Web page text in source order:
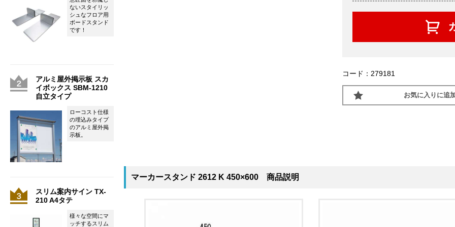
コード：279181
お気に入りに追
マーカースタンド 2612 K 450×600 商品説明
ないスタイリッ
シュなフロア用
ボードスタンド
です！
アルミ屋外掲示板 スカ
イボックス SBM-1210
自立タイプ
ローコスト仕様
の埋込みタイプ
のアルミ屋外掲
示板。
スリム案内サイン TX-
210 A4タテ
様々な空間にマ
ッチするスリム